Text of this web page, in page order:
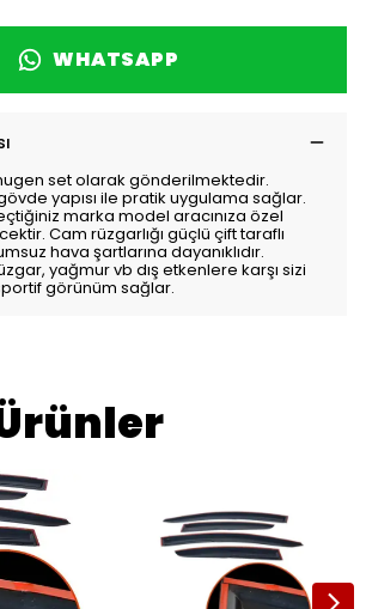
WHATSAPP
set olarak gönderilmektedir.
yapısı ile pratik uygulama sağlar.
marka model aracınıza özel
Cam rüzgarlığı güçlü çift taraflı
hava şartlarına dayanıklıdır.
yağmur vb dış etkenlere karşı sizi
görünüm sağlar.